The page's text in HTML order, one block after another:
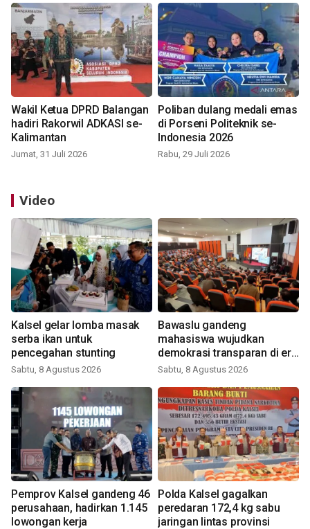
Wakil Ketua DPRD Balangan
hadiri Rakorwil ADKASI se-
Kalimantan
Jumat, 31 Juli 2026
Poliban dulang medali emas
di Porseni Politeknik se-
Indonesia 2026
Rabu, 29 Juli 2026
Video
Kalsel gelar lomba masak
serba ikan untuk
pencegahan stunting
Sabtu, 8 Agustus 2026
Bawaslu gandeng
mahasiswa wujudkan
demokrasi transparan di era
digital
Sabtu, 8 Agustus 2026
Pemprov Kalsel gandeng 46
perusahaan, hadirkan 1.145
lowongan kerja
Polda Kalsel gagalkan
peredaran 172,4 kg sabu
jaringan lintas provinsi